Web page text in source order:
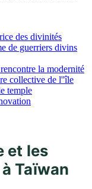
des divinités
de guerriers divins
la modernité
collective de l''île
temple
et les
Taïwan